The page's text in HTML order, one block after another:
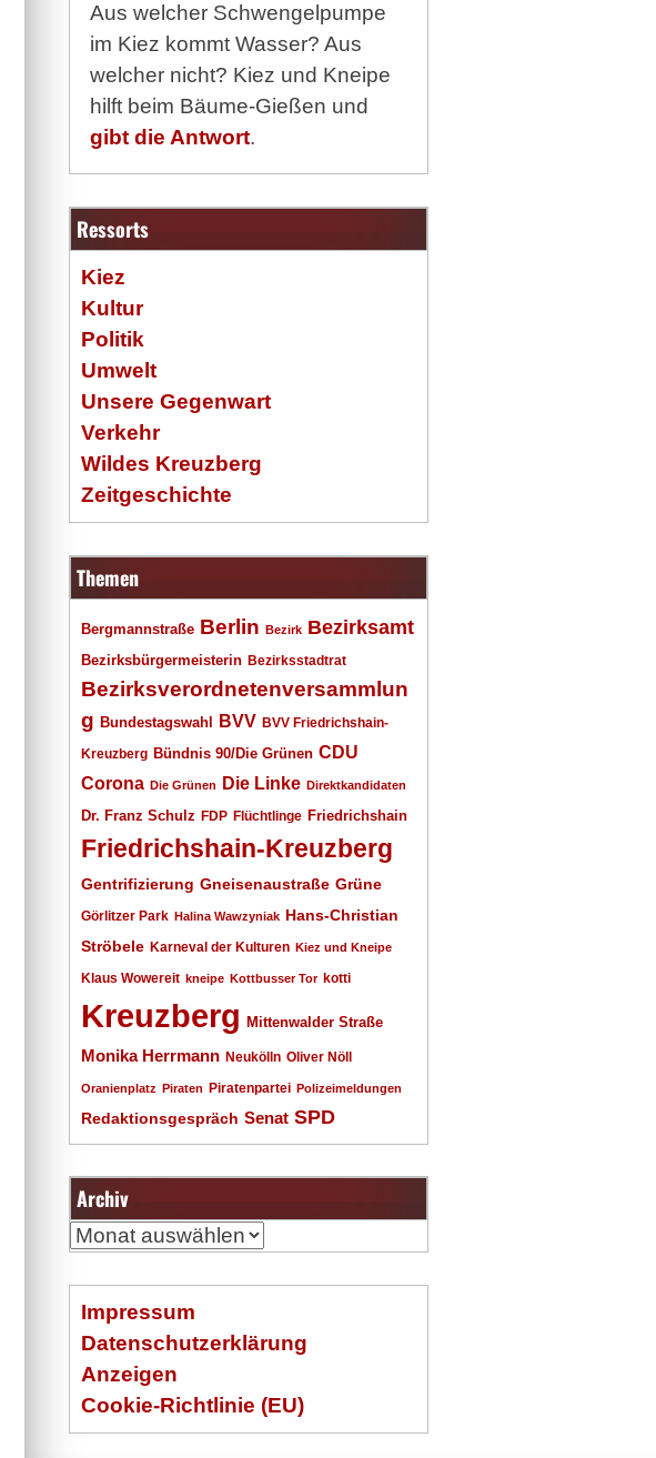
Aus welcher Schwengelpumpe
im Kiez kommt Wasser? Aus
welcher nicht? Kiez und Kneipe
hilft beim Bäume-Gießen und
gibt die Antwort.
Ressorts
Kiez
Kultur
Politik
Umwelt
Unsere Gegenwart
Verkehr
Wildes Kreuzberg
Zeitgeschichte
Themen
Bergmannstraße Berlin Bezirk Bezirksamt
Bezirksbürgermeisterin Bezirksstadtrat
Bezirksverordnetenversammlun
g Bundestagswahl BVV BVV Friedrichshain-
Kreuzberg Bündnis 90/Die Grünen CDU
Corona Die Grünen Die Linke Direktkandidaten
Dr. Franz Schulz FDP Flüchtlinge Friedrichshain
Friedrichshain-Kreuzberg
Gentrifizierung Gneisenaustraße Grüne
Görlitzer Park Halina Wawzyniak Hans-Christian
Ströbele Karneval der Kulturen Kiez und Kneipe
Klaus Wowereit kneipe Kottbusser Tor kotti
Kreuzberg Mittenwalder Straße
Monika Herrmann Neukölln Oliver Nöll
Oranienplatz Piraten Piratenpartei Polizeimeldungen
Redaktionsgespräch Senat SPD
Archiv
Archiv
Impressum
Datenschutzerklärung
Anzeigen
Cookie-Richtlinie (EU)